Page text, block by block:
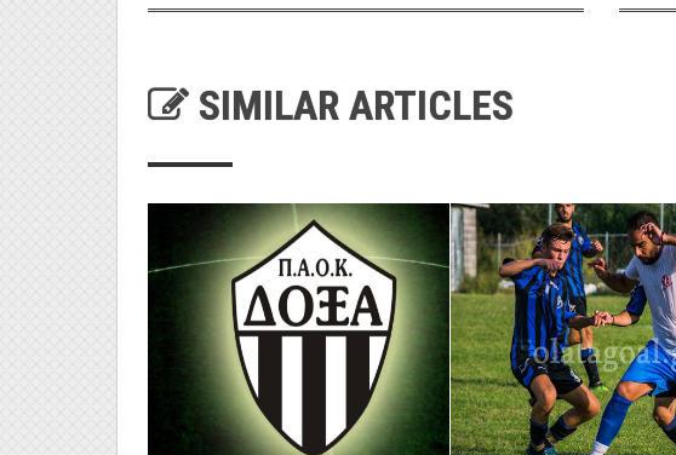
SIMILAR ARTICLES